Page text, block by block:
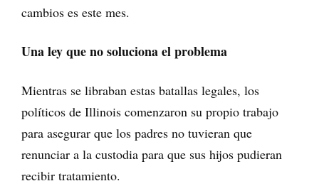
cambios es este mes.
Una ley que no soluciona el problema
Mientras se libraban estas batallas legales, los
políticos de Illinois comenzaron su propio trabajo
para asegurar que los padres no tuvieran que
renunciar a la custodia para que sus hijos pudieran
recibir tratamiento.